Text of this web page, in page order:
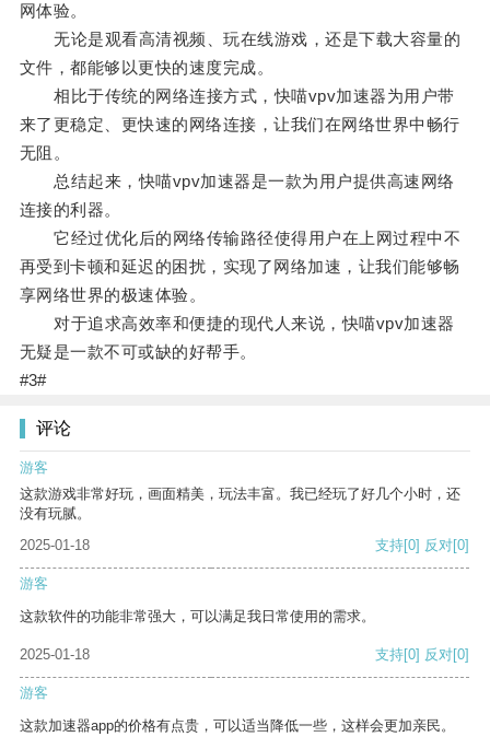
网体验。
无论是观看高清视频、玩在线游戏，还是下载大容量的
文件，都能够以更快的速度完成。
相比于传统的网络连接方式，快喵vpv加速器为用户带
来了更稳定、更快速的网络连接，让我们在网络世界中畅行
无阻。
总结起来，快喵vpv加速器是一款为用户提供高速网络
连接的利器。
它经过优化后的网络传输路径使得用户在上网过程中不
再受到卡顿和延迟的困扰，实现了网络加速，让我们能够畅
享网络世界的极速体验。
对于追求高效率和便捷的现代人来说，快喵vpv加速器
无疑是一款不可或缺的好帮手。
#3#
评论
游客
这款游戏非常好玩，画面精美，玩法丰富。我已经玩了好几个小时，还
没有玩腻。
2025-01-18
支持[0] 反对[0]
游客
这款软件的功能非常强大，可以满足我日常使用的需求。
2025-01-18 支持[0] 反对[0]
游客
这款加速器app的价格有点贵，可以适当降低一些，这样会更加亲民。